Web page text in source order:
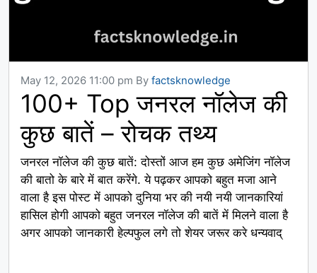
May 12, 2026 11:00 pm By factsknowledge
100+ Top जनरल नॉलेज की
कुछ बातें – रोचक तथ्य
जनरल नॉलेज की कुछ बातें: दोस्तों आज हम कुछ अमेजिंग नॉलेज
की बातो के बारे में बात करेंगे. ये पढ़कर आपको बहुत मजा आने
वाला है इस पोस्ट में आपको दुनिया भर की नयी नयी जानकारियां
हासिल होगी आपको बहुत जनरल नॉलेज की बातें में मिलने वाला है
अगर आपको जानकारी हेल्पफुल लगे तो शेयर जरूर करे धन्यवाद्